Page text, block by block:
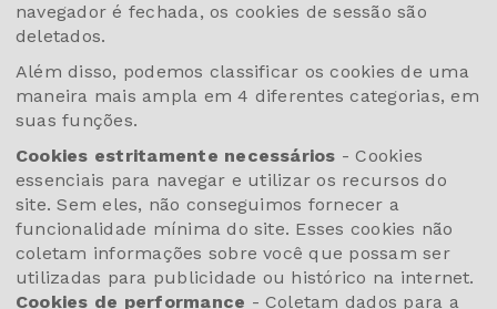
navegador é fechada, os cookies de sessão são
deletados.
Além disso, podemos classificar os cookies de uma
maneira mais ampla em 4 diferentes categorias, em
suas funções.
Cookies estritamente necessários - Cookies
essenciais para navegar e utilizar os recursos do
site. Sem eles, não conseguimos fornecer a
funcionalidade mínima do site. Esses cookies não
coletam informações sobre você que possam ser
utilizadas para publicidade ou histórico na internet.
Cookies de performance - Coletam dados para a